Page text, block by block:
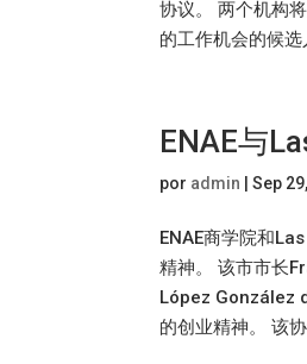
协议。 两个机构
的工作机会的候选
ENAE与
por admin |Sep
ENAE商学院和
精神。 该市市长
López González
的创业精神。 该